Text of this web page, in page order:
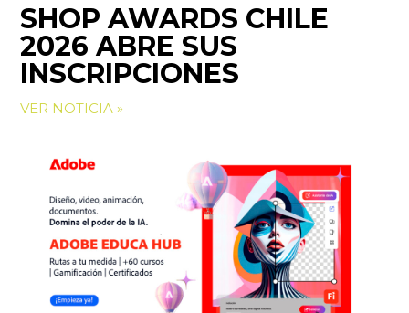
SHOP AWARDS CHILE
2026 ABRE SUS
INSCRIPCIONES
VER NOTICIA »